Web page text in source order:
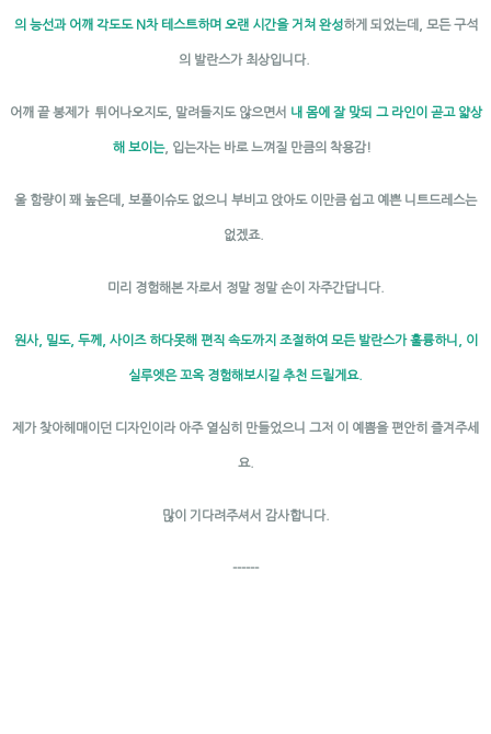
의 능선과 어깨 각도도 N차 테스트하며 오랜 시간을 거쳐 완성하게 되었는데, 모든 구석
의 발란스가 최상입니다.
어깨 끝 봉제가 튀어나오지도, 말려들지도 않으면서 내 몸에 잘 맞되 그 라인이 곧고 얇상
해 보이는, 입는자는 바로 느껴질 만큼의 착용감!
울 함량이 꽤 높은데, 보풀이슈도 없으니 부비고 앉아도 이만큼 쉽고 예쁜 니트드레스는
없겠죠.
미리 경험해본 자로서 정말 정말 손이 자주간답니다.
원사, 밀도, 두께, 사이즈 하다못해 편직 속도까지 조절하여 모든 발란스가 훌륭하니, 이
실루엣은 꼬옥 경험해보시길 추천 드릴게요.
제가 찾아헤매이던 디자인이라 아주 열심히 만들었으니 그저 이 예쁨을 편안히 즐겨주세
요.
많이 기다려주셔서 감사합니다.
------